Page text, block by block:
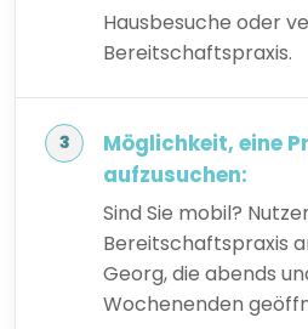
Hausbesuche oder
Bereitschaftspraxis.
Möglichkeit, eine
aufzusuchen:
Sind Sie mobil?
Bereitschaftspraxis
Georg, die abends
Wochenenden